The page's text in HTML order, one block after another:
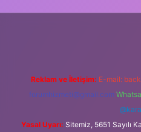
Reklam ve İletişim: E-mail:
forumhizmeti@gmail.com
Yasal Uyarı: Sitemiz, 5651 Sayılı